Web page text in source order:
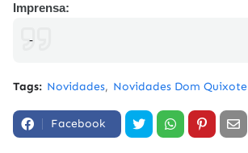
Imprensa:
-
Tags: Novidades Novidades Dom Quixote
Facebook